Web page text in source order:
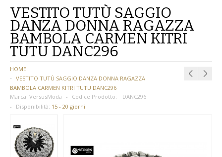
CARNEVALE/ COSPLAY
ACCESSORI
BAMBINA
BAMBINO
DONNA
UOMO
VESTITO TUTÙ SAGGIO
DANZA DONNA RAGAZZA
BAMBOLA CARMEN KITRI
TUTU DANC296
HOME
VESTITO TUTÙ SAGGIO DANZA DONNA RAGAZZA
BAMBOLA CARMEN KITRI TUTU DANC296
Marca: VersusModa Codice Prodotto:
DANC296
Disponibilità: 15 - 20 giorni